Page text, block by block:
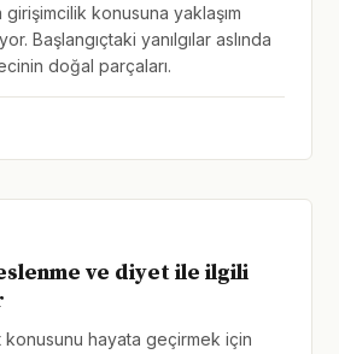
girişimcilik konusuna yaklaşım
Başlangıçtaki yanılgılar aslında
doğal parçaları.
ve diyet ile ilgili
hayata geçirmek için